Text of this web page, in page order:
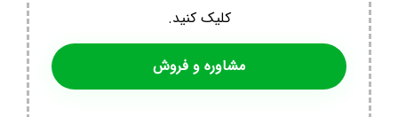
کلیک کنید.
مشاوره و فروش